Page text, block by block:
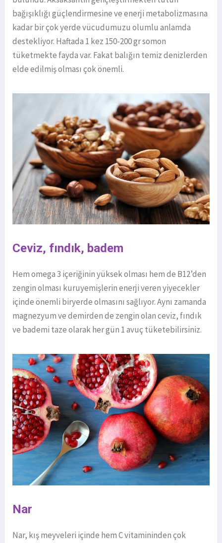
bağışıklığı güçlendirmesine ve enerji metabolizmasına
kadar bir çok yerde vücudumuzu olumlu anlamda
destekliyor. Haftada 1 kez 150-200 gr somon
tüketmekte fayda var. Fakat balığın temiz denizlerden
elde edilmiş olması çok önemli.
Ceviz, fındık, badem
Hem omega 3 içeriğinin yüksek olması hem de B12’den
zengin olması kuruyemişlerin enerji veren yiyecekler
içinde önemli biryerde olmasını sağlıyor. Aynı zamanda
magnezyum ve demirden de zengin olan ceviz, fındık
ve bademi taze olarak her gün 1 avuç tüketebilirsiniz.
Nar
Nar, kış meyveleri içinde hem C vitamininden çok